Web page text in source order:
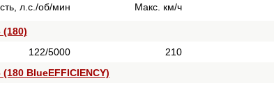
л.с./об/мин Макс. км/ч
(180)
122/5000
210
BlueEFFICIENCY)